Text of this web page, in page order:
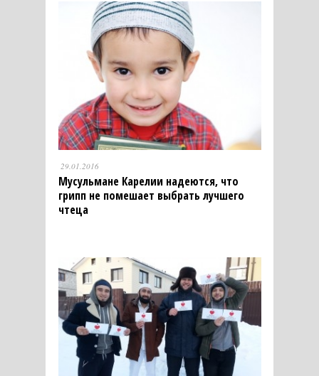
29.01.2016
Мусульмане Карелии надеются, что
грипп не помешает выбрать лучшего
чтеца